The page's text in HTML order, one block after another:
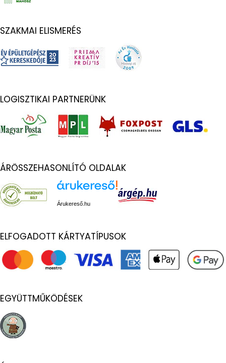
SZAKMAI ELISMERÉS
LOGISZTIKAI PARTNERÜNK
ÁRÖSSZEHASONLÍTÓ OLDALAK
Árukereső.hu
ELFOGADOTT KÁRTYATÍPUSOK
EGYÜTTMŰKÖDÉSEK